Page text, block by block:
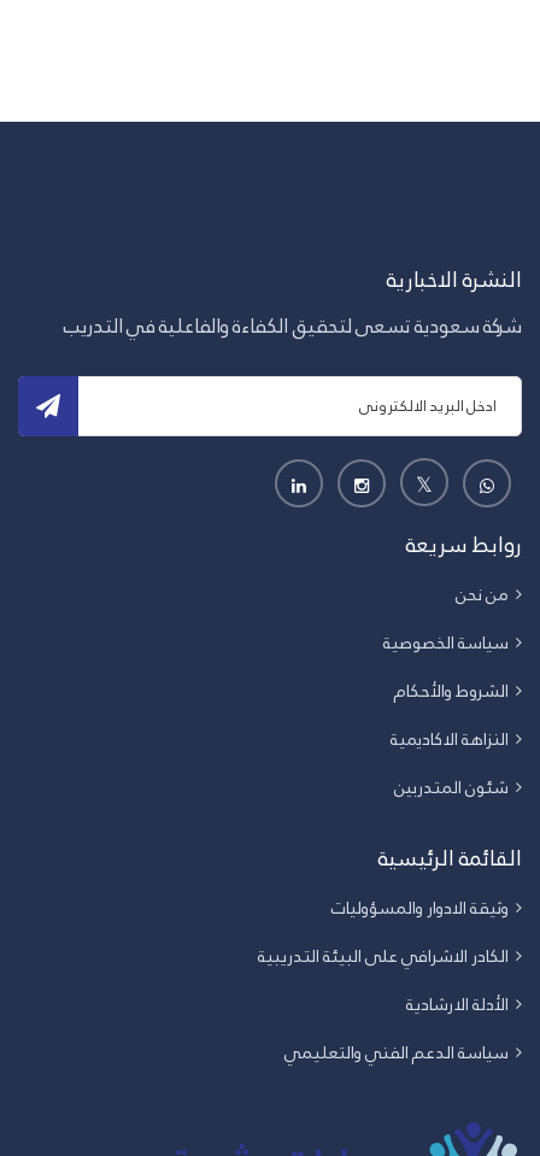
النشرة الاخبارية
شركة سعودية تسعى لتحقيق الكفاءة والفاعلية في التدريب
روابط سريعة
من نحن
سياسة الخصوصية
الشروط والأحكام
النزاهة الاكاديمية
شئون المتدربين
القائمة الرئيسية
وثيقة الادوار والمسؤوليات
الكادر الاشرافي على البيئة التدريبية
الأدلة الارشادية
سياسة الدعم الفني والتعليمي